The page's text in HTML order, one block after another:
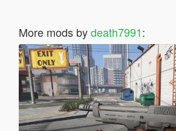
More mods bydeath7991: